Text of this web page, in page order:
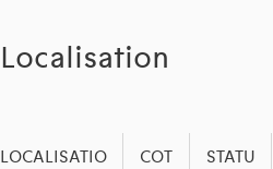
Localisation
LOCALISATIO
COT
STATU